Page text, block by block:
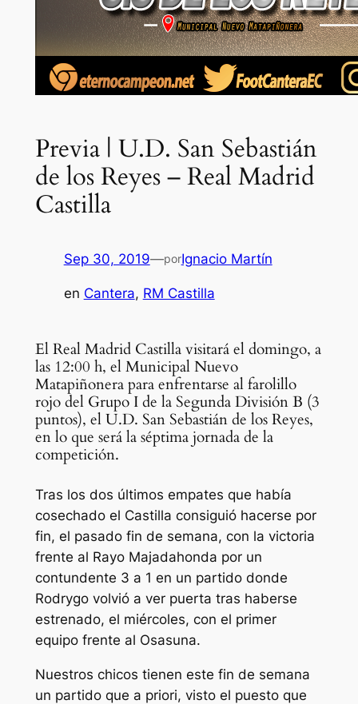
Previa | U.D. San Sebastián
de los Reyes – Real Madrid
Castilla
Sep 30, 2019—porIgnacio Martín
en Cantera, RM Castilla
El Real Madrid Castilla visitará el domingo, a
las 12:00 h, el Municipal Nuevo
Matapiñonera para enfrentarse al farolillo
rojo del Grupo I de la Segunda División B (3
puntos), el U.D. San Sebastián de los Reyes,
en lo que será la séptima jornada de la
competición.
Tras los dos últimos empates que había
cosechado el Castilla consiguió hacerse por
fin, el pasado fin de semana, con la victoria
frente al Rayo Majadahonda por un
contundente 3 a 1 en un partido donde
Rodrygo volvió a ver puerta tras haberse
estrenado, el miércoles, con el primer
equipo frente al Osasuna.
Nuestros chicos tienen este fin de semana
un partido que a priori, visto el puesto que